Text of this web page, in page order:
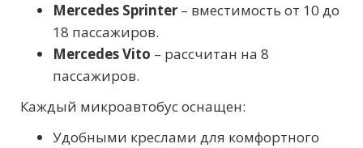
Mercedes Sprinter – вместимость от 10 до
18 пассажиров.
Mercedes Vito – рассчитан на 8
пассажиров.
Каждый микроавтобус оснащен:
Удобными креслами для комфортного